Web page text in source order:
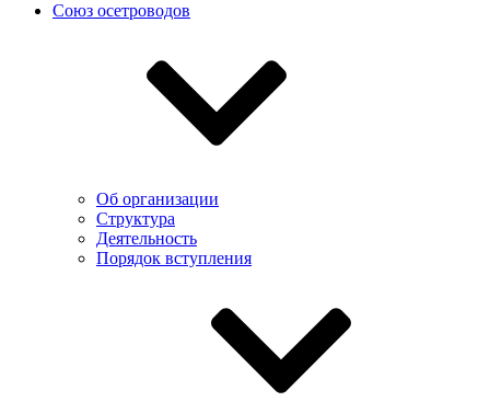
Союз осетроводов
Об организации
Структура
Деятельность
Порядок вступления